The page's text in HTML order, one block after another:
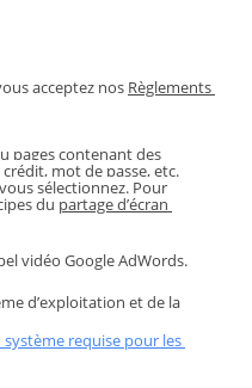
acceptez nos Règlements
pages contenant des
mot de passe, etc.
sélectionnez. Pour
du partage d’écran
vidéo Google AdWords.
d’exploitation et de la
requise pour les